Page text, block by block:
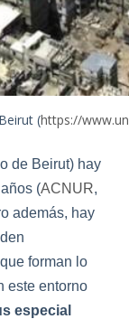
(https://
de Beirut) hay
(ACNUR,
además, hay
forman lo
este entorno
especial